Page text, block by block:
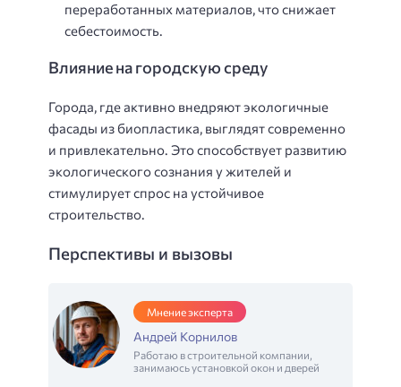
переработанных материалов, что снижает
себестоимость.
Влияние на городскую среду
Города, где активно внедряют экологичные
фасады из биопластика, выглядят современно
и привлекательно. Это способствует развитию
экологического сознания у жителей и
стимулирует спрос на устойчивое
строительство.
Перспективы и вызовы
Мнение эксперта
Андрей Корнилов
Работаю в строительной компании,
занимаюсь установкой окон и дверей